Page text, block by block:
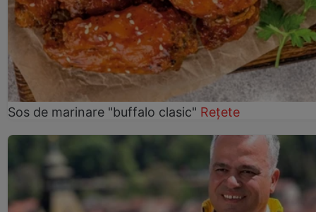
Sos de marinare "buffalo clasic" Rețete